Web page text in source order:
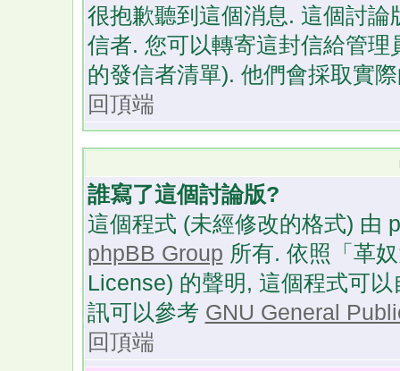
很抱歉聽到這個消息. 這個討
信者. 您可以轉寄這封信給管
的發信者清單). 他們會採取實
回頂端
誰寫了這個討論版?
這個程式 (未經修改的格式) 由
phpBB Group 所有. 依照「革
License) 的聲明, 這個程式可
訊可以參考 GNU General
回頂端